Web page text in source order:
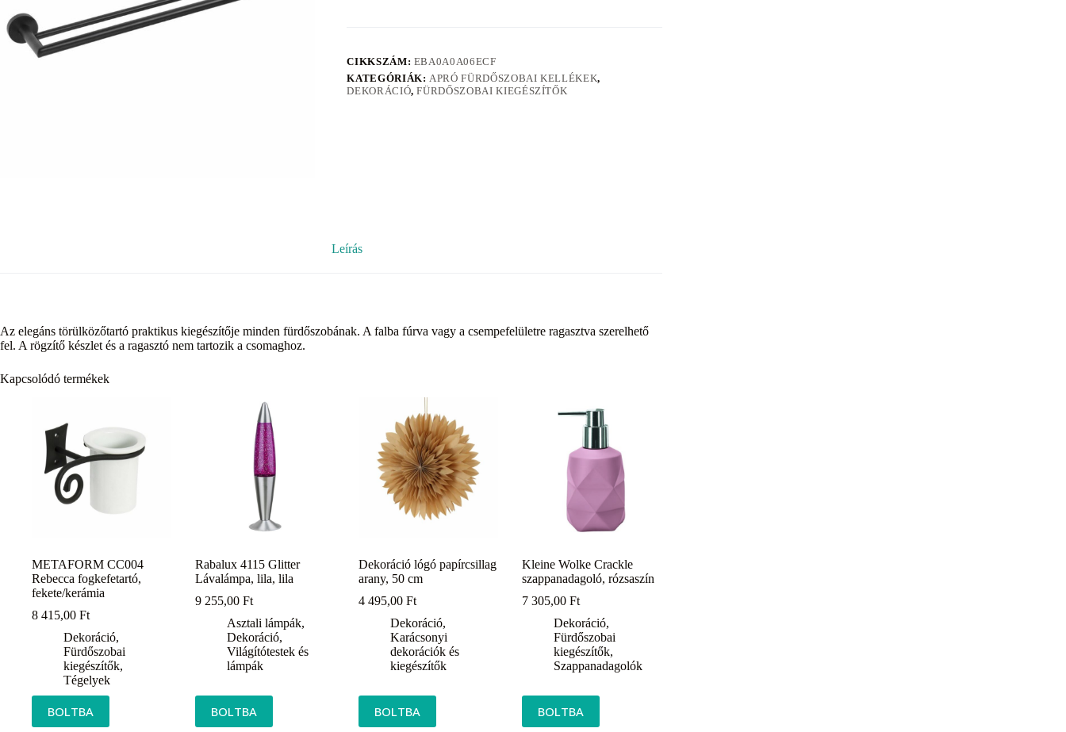
CIKKSZÁM: EBA0A0A06ECF
KATEGÓRIÁK: APRÓ FÜRDŐSZOBAI KELLÉKEK,
DEKORÁCIÓ,FÜRDŐSZOBAI KIEGÉSZÍTŐK
Leírás
Az elegáns törülközőtartó praktikus kiegészítője minden fürdőszobának. A falba fúrva vagy a csempefelületre ragasztva szerelhető
fel. A rögzítő készlet és a ragasztó nem tartozik a csomaghoz.
Kapcsolódó termékek
METAFORM CC004
Rebecca fogkefetartó,
fekete/kerámia
8 415,00 Ft
Dekoráció,
Fürdőszobai
kiegészítők,
Tégelyek
BOLTBA
Rabalux 4115 Glitter
Lávalámpa, lila, lila
9 255,00Ft
Asztali lámpák,
Dekoráció,
Világítótestek és
lámpák
BOLTBA
Dekoráció lógó papírcsillag
arany, 50 cm
4 495,00Ft
Dekoráció,
Karácsonyi
dekorációk és
kiegészítők
BOLTBA
Kleine Wolke Crackle
szappanadagoló, rózsaszín
7 305,00Ft
Dekoráció,
Fürdőszobai
kiegészítők,
Szappanadagolók
BOLTBA